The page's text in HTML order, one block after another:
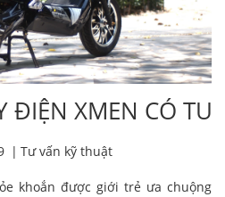
ĐIỆN XMEN CÓ
| Tư vấn kỹ thuật
khoắn được giới trẻ ưa chuộng